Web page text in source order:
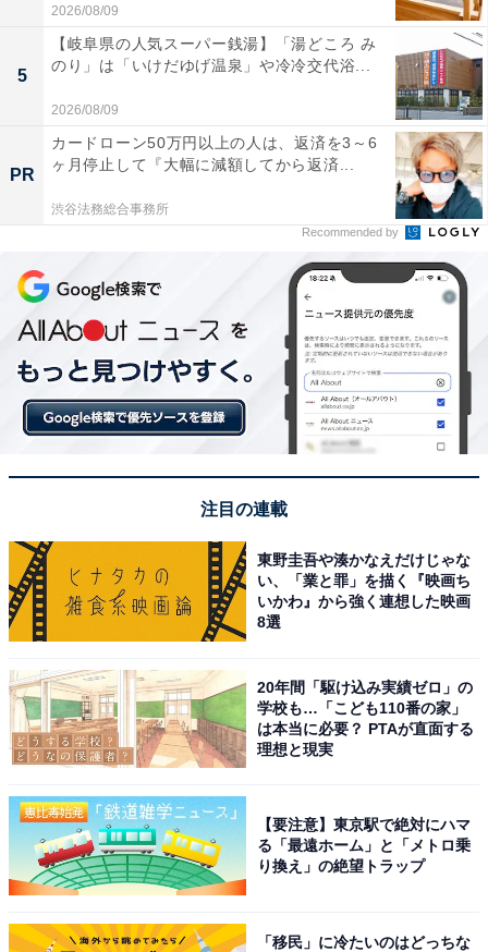
2026/08/09
5
【岐阜県の人気スーパー銭湯】「湯どころ み
のり」は「いけだゆげ温泉」や冷冷交代浴...
2026/08/09
PR
カードローン50万円以上の人は、返済を3～6
ヶ月停止して『大幅に減額してから返済...
渋谷法務総合事務所
Recommended by
注目の連載
東野圭吾や湊かなえだけじゃな
い、「業と罪」を描く『映画ち
いかわ』から強く連想した映画
8選
20年間「駆け込み実績ゼロ」の
学校も…「こども110番の家」
は本当に必要？ PTAが直面する
理想と現実
【要注意】東京駅で絶対にハマ
る「最遠ホーム」と「メトロ乗
り換え」の絶望トラップ
「移民」に冷たいのはどっちな